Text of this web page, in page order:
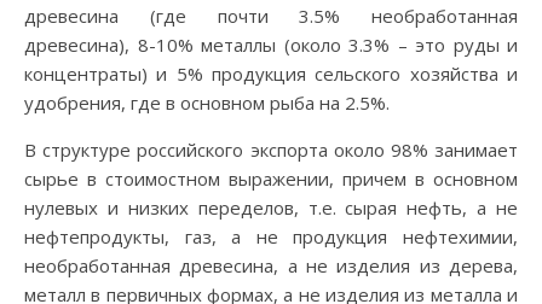
древесина (где почти 3.5% необработанная
древесина), 8-10% металлы (около 3.3% – это руды и
концентраты) и 5% продукция сельского хозяйства и
удобрения, где в основном рыба на 2.5%.
В структуре российского экспорта около 98% занимает
сырье в стоимостном выражении, причем в основном
нулевых и низких переделов, т.е. сырая нефть, а не
нефтепродукты, газ, а не продукция нефтехимии,
необработанная древесина, а не изделия из дерева,
металл в первичных формах, а не изделия из металла и